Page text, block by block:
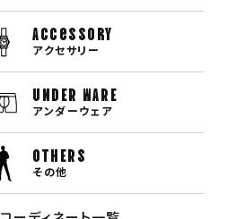
Accessory
アクセサリー
UNDER WARE
アンダーウェア
OTHERS
その他